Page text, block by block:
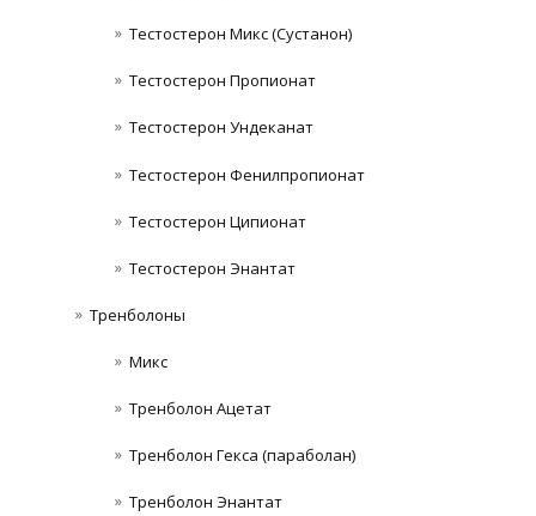
Тестостерон Микс (Сустанон)
Тестостерон Пропионат
Тестостерон Ундеканат
Тестостерон Фенилпропионат
Тестостерон Ципионат
Тестостерон Энантат
Тренболоны
Микс
Тренболон Ацетат
Тренболон Гекса (параболан)
Тренболон Энантат